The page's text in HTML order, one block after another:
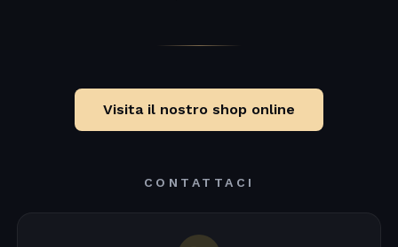
Visita il nostro shop online
CONTATTACI